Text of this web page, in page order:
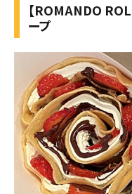
【ROMANDO
ープ